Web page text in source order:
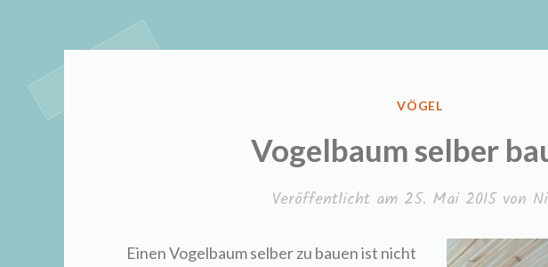
VERÖFFENTLICHT
VÖGEL
Vogelbaum selber
Veröffentlicht am 25. Mai 2015von
Einen Vogelbaum selber zu bauen ist nicht